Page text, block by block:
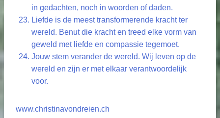
in gedachten, noch in woorden of daden.
Liefde is de meest transformerende kracht ter
wereld. Benut die kracht en treed elke vorm van
geweld met liefde en compassie tegemoet.
Jouw stem verander de wereld. Wij leven op de
wereld en zijn er met elkaar verantwoordelijk
voor.
www.christinavondreien.ch